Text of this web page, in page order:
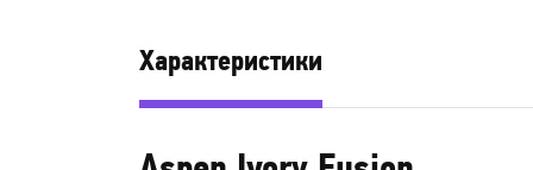
Характеристики